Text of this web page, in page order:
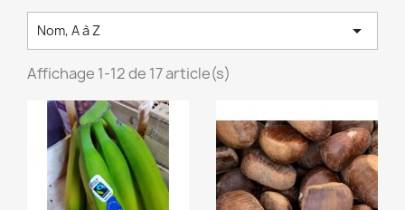
Nom, A à Z 
Affichage 1-12 de 17 article(s)